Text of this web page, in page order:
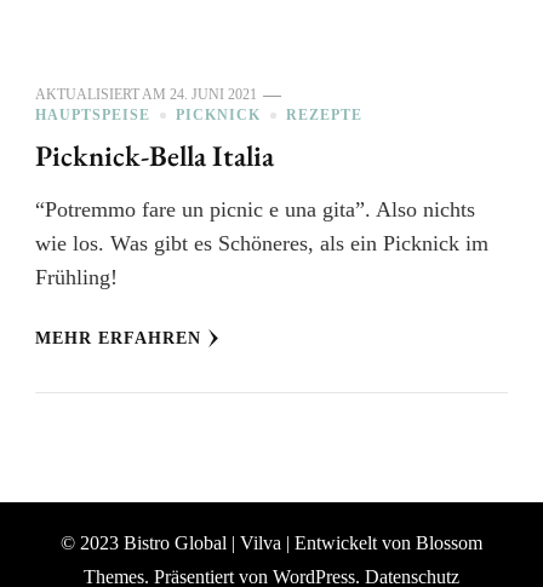
AKTUALISIERT AM 24. JUNI 2021
HAUPTSPEISE
PICKNICK REZEPTE
Picknick-Bella Italia
“Potremmo fare un picnic e una gita”. Also nichts
wie los. Was gibt es Schöneres, als ein Picknick im
Frühling!
MEHR ERFAHREN
© 2023 Bistro Global | Vilva | Entwickelt von Blossom
Themes. Präsentiert von WordPress. Datenschutz